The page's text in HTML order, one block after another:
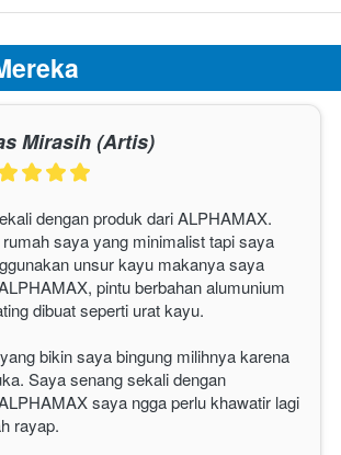
Mirasih (Artis)
dengan produk dari ALPHAMAX.
saya yang minimalist tapi saya
unsur kayu makanya saya
, pintu berbahan alumunium
dibuat seperti urat kayu.
bikin saya bingung milihnya karena
Saya senang sekali dengan
saya ngga perlu khawatir lagi
rayap.